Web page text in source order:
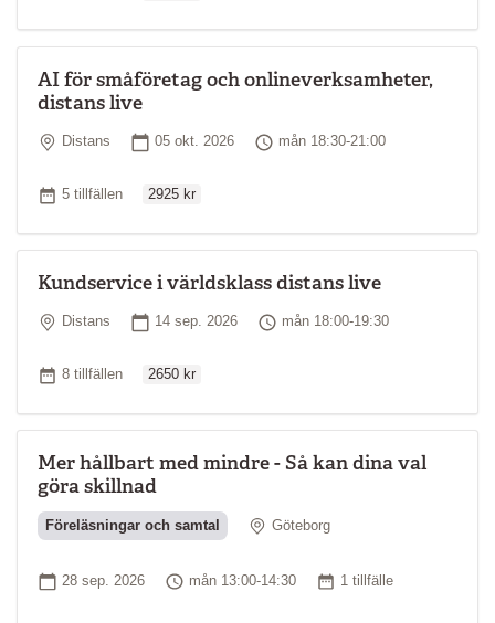
AI för småföretag och onlineverksamheter,
distans live
Plats
Distans Startdatum
05 okt. 2026 Tid
mån 18:30-21:00
Antal tillfällen
5 tillfällen 2925 kr
Kundservice i världsklass distans live
Plats
Distans Startdatum
14 sep. 2026 Tid
mån 18:00-19:30
Antal tillfällen
8 tillfällen 2650 kr
Mer hållbart med mindre - Så kan dina val
göra skillnad
Föreläsningar och samtal Plats
Göteborg
Startdatum
28 sep. 2026 Tid
mån 13:00-14:30 Antal tillfällen
1 tillfälle